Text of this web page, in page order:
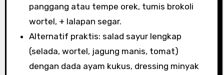
panggang atau tempe orek, tumis brokoli
wortel, + lalapan segar.
Alternatif praktis: salad sayur lengkap
(selada, wortel, jagung manis, tomat)
dengan dada ayam kukus, dressing minyak